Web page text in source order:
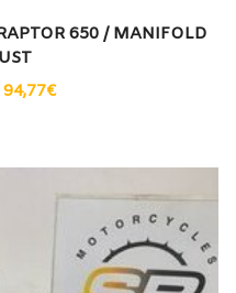
650 / MANIFOLD
94,77€